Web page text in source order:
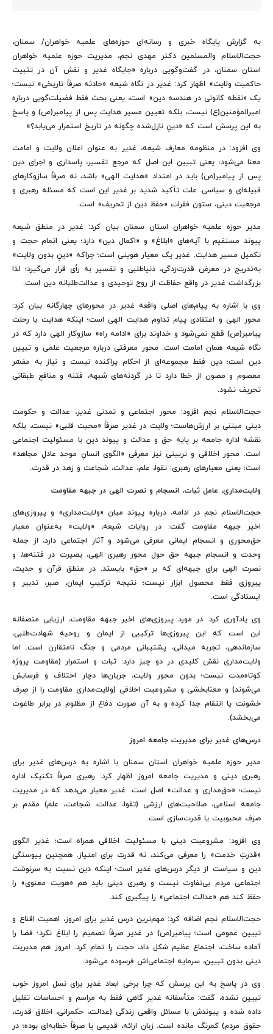
به گزارش پایگاه خبری و رسانه‌ای حوزه‌های علمیه خواهران/ سمنان،
حجت‌الاسلام والمسلمین دکتر مهدی نجم، مدیریت حوزه علمیه خواهران
استان سمنان، در گفت‌وگویی درباره «جایگاه غدیر و نقش آن در تثبیت
حاکمیت ولایت» اظهار کرد: غدیر در نگاه شیعه «حادثه صرفاً تاریخی» نیست؛
یک «نقطه کانونی در هندسه دین» است، یعنی بحث فقط فضیلت‌گویی درباره
امیرالمؤمنین(ع) نیست، بلکه تعیین مسیر هدایت پس از پیامبر(ص) و پاسخ
به این پرسش است که «دینِ نازل‌شده چگونه در تاریخ استمرار می‌یابد؟»
وی افزود: در منظومه معارف شیعه، غدیر به عنوان اعلان ولایت و امامت
معنا می‌شود؛ یعنی تبیین این اصل که مرجع تفسیر، پاسداری و اجرای دین
پس از پیامبر(ص) باید در امتداد «هدایت الهی» باشد، نه صرفاً سازوکارهای
قبیله‌ای و سیاسی. علت تأکید شدید بر غدیر این است که مسئله رهبری و
مرجعیت دینی، ستون فقرات «حفظ دین از تحریف» است.
مدیر حوزه علمیه خواهران استان سمنان بیان کرد: غدیر در منطق شیعه
پیوند مستقیم با آیه‌های «ابلاغ» و «اکمال دین» دارد؛ یعنی اتمام حجت و
تکمیل مسیر هدایت. غدیر یک معیار هویتی است؛ چراکه «دینِ بدون ولایت»
به‌تدریج در معرض قدرت‌زدگی، دنیاطلبی و تفسیر به رأی قرار می‌گیرد؛ لذا
بزرگداشت غدیر در واقع حفاظت از روح توحیدی و عدالت‌طلبانه دین است.
وی با اشاره به پیام‌های اصلی واقعه غدیر در محورهای چهارگانه بیان کرد:
محور الهی و اعتقادی پیام تداوم هدایت الهی است؛ اینکه هدایت با رحلت
پیامبر(ص) قطع نمی‌شود و خداوند برای «ادامه راه» سازوکار الهی دارد که در
نگاه شیعه همان امامت است. محور معرفتی درباره مرجعیت علمی و تبیین
دین است؛ دین فقط مجموعه‌ای از احکام پراکنده نیست و نیاز به مفسّر
معصوم و مصون از خطا دارد تا در گردنه‌های شبهه، فتنه و منافع طبقاتی
تحریف نشود.
حجت‌الاسلام نجم افزود: محور اجتماعی و تمدنی غدیر، عدالت و حکومت
دینی مبتنی بر ارزش‌هاست؛ ولایت در غدیر صرفاً «محبت قلبی» نیست، بلکه
نقشه اداره جامعه بر پایه حق و عدالت و پیوند دین با مسئولیت اجتماعی
است. محور اخلاقی و تربیتی نیز معرفی «الگوی انسانِ موحدِ عادلِ مجاهد»
است؛ یعنی معیارهای رهبری: تقوا، علم، عدالت، شجاعت و زهد در قدرت.
ولایت‌مداری، عامل ثبات، انسجام و نصرت الهی در جبهه مقاومت
حجت‌الاسلام نجم در ادامه، درباره پیوند میان «ولایت‌مداری» و پیروزی‌های
اخیر جبهه مقاومت گفت: در روایات شیعه، «ولایت» به‌عنوان معیار
حق‌محوری و انسجام ایمانی معرفی می‌شود و آثار اجتماعی دارد، از جمله
وحدت و انسجام جبهه حق حول محور رهبری الهی، بصیرت در فتنه‌ها، و
نصرت الهی برای جبهه‌ای که بر «حق» بایستد. در منطق قرآن و حدیث،
پیروزی فقط محصول ابزار نیست؛ نتیجه ترکیبِ ایمان، صبر، تدبیر و
ایستادگی است.
وی یادآوری کرد: در مورد پیروزی‌های اخیر جبهه مقاومت، ارزیابی منصفانه
این است که این پیروزی‌ها ترکیبی از ایمان و روحیه شهادت‌طلبی،
سازماندهی، تجربه میدانی، پشتیبانی مردمی و جنگ نامتقارن است. اما
ولایت‌مداری نقش کلیدی در دو چیز دارد: ثبات و استمرار (مقاومت پروژه
کوتاه‌مدت نیست؛ بدون محور ولایت، جریان‌ها دچار اختلاف و فرسایش
می‌شوند) و معنابخشی و مشروعیت اخلاقی (ولایت‌مداری مقاومت را از صِرف
خشونت یا انتقام جدا کرده و به آن صورت دفاع از مظلوم در برابر طاغوت
می‌بخشد).
درس‌های غدیر برای مدیریت جامعه امروز
مدیر حوزه علمیه خواهران استان سمنان با اشاره به درس‌های غدیر برای
رهبری دینی و مدیریت جامعه امروز اظهار کرد: رهبری صرفاً تکنیک اداره
نیست؛ «حق‌مداری و عدالت» اصل است. غدیر معیار می‌دهد که در مدیریت
جامعه اسلامی، صلاحیت‌های ارزشی (تقوا، عدالت، شجاعت، علم) مقدم بر
صرف محبوبیت یا قدرت‌سازی است.
وی افزود: مشروعیت دینی با مسئولیت اخلاقی همراه است؛ غدیر الگوی
«قدرتِ خدمت» را معرفی می‌کند، نه قدرت برای امتیاز. همچنین پیوستگی
دین و سیاست از دیگر درس‌های غدیر است؛ اینکه دین نسبت به سرنوشت
اجتماعی مردم بی‌تفاوت نیست و رهبری دینی باید هم «هویت معنوی» را
حفظ کند هم «عدالت اجتماعی» را پیگیری کند.
حجت‌الاسلام نجم اضافه کرد: مهم‌ترین درس غدیر برای امروز، اهمیت اقناع و
تبیین عمومی است؛ پیامبر(ص) در غدیر صرفاً تصمیم را ابلاغ نکرد؛ فضا را
آماده ساخت، اجتماع عظیم شکل داد، حجت را تمام کرد. امروز هم مدیریت
دینی بدون تبیین، سرمایه اجتماعی‌اش فرسوده می‌شود.
وی در پاسخ به این پرسش که چرا برخی ابعاد غدیر برای نسل امروز خوب
تبیین نشده، گفت: متأسفانه غدیر گاهی فقط به مراسم و احساسات تقلیل
داده شده و پیوندش با مسائل واقعی زندگی (عدالت، حکمرانی، اخلاق قدرت،
حقوق مردم) کمرنگ مانده است. زبان ارائه، قدیمی یا صرفاً خطابه‌ای بوده؛ در